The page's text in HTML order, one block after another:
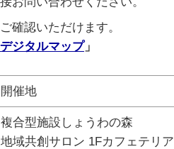
確認いただけます。
ジタルマップ」
開催地
複合型施設しょうわの森
地域共創サロン 1Fカフェテリア